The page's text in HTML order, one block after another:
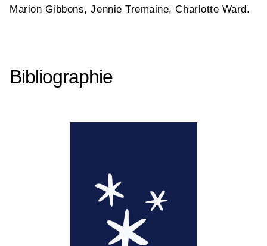
Marion Gibbons, Jennie Tremaine, Charlotte Ward.
Bibliographie